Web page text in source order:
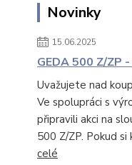
Novinky
15.06.2025
GEDA 500 Z/ZP -
Uvažujete nad
Ve spolupráci s
připravili akci na
500 Z/ZP. Pokud
celé